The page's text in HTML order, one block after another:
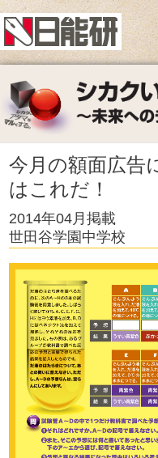
今月の額面広告
はこれだ！
2014年04月掲載
世田谷学園中学校